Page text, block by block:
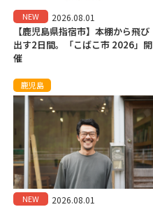
NEW 2026.08.01
【鹿児島県指宿市】本棚から飛び
出す2日間。「こばこ市 2026」開
催
鹿児島
NEW 2026.08.01